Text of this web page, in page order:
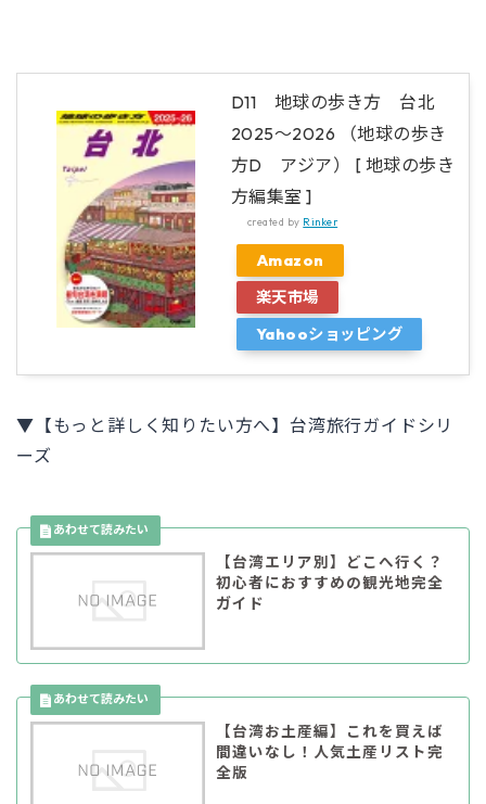
D11 地球の歩き方 台北
2025～2026 （地球の歩き
方D アジア） [ 地球の歩き
方編集室 ]
created by Rinker
Amazon
楽天市場
Yahooショッピング
▼【もっと詳しく知りたい方へ】台湾旅行ガイドシリ
ーズ
【台湾エリア別】どこへ行く？
初心者におすすめの観光地完全
ガイド
【台湾お土産編】これを買えば
間違いなし！人気土産リスト完
全版